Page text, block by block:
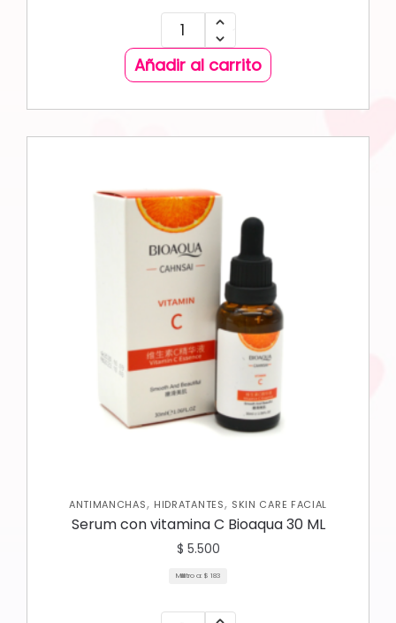
Añadir al carrito
ANTIMANCHAS, HIDRATANTES, SKIN CARE FACIAL
Serum con vitamina C Bioaqua 30 ML
$ 5.500
Mililitro a: $ 183